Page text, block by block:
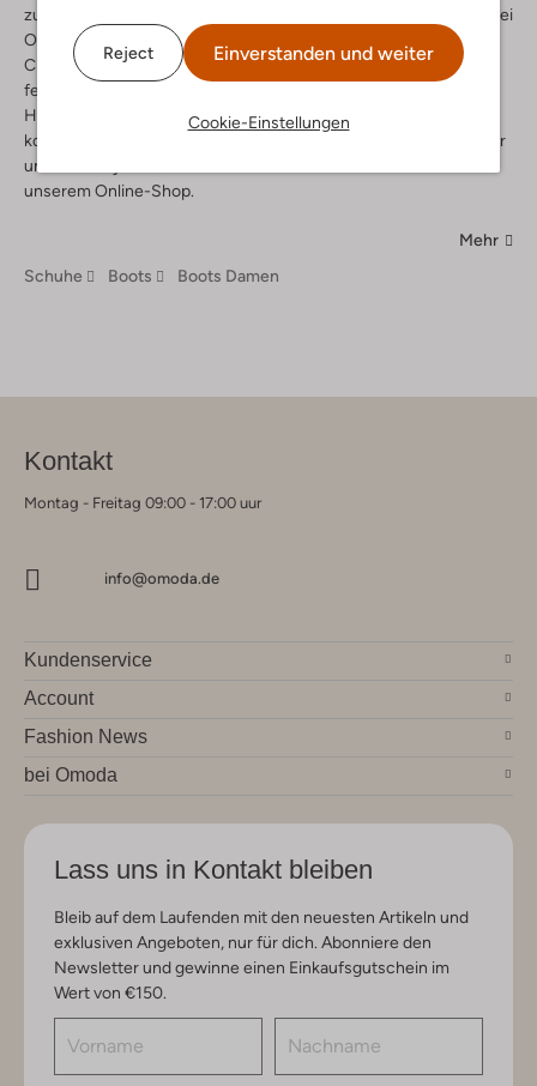
Reject Einverstanden und weiter
Cookie-Einstellungen
zum Beispiel mit weißen Boots? Dann solltest du dringend mal bei
Omoda vorbeischauen. Egal ob Ankle Boots, Schnürboots oder
Chelsea Boots, die Trendfarbe weiß darf im Moment nirgendwo
fehlen. Mit Boots im angesagten weiß bist du der absolute
Hingucker. Du kannst sie perfekt zu allen deinen Outfits
kombinieren, denn weiße Boots für Damen gehen einfach immer
und werten jeden Look auf. Entdecke mehr als 200 Marken in
unserem Online-Shop.
Mehr
Schuhe
Boots Boots Damen
Kontakt
Montag - Freitag 09:00 - 17:00 uur
info@omoda.de
Kundenservice
Account
Fashion News
bei Omoda
Lass uns in Kontakt bleiben
Bleib auf dem Laufenden mit den neuesten Artikeln und
exklusiven Angeboten, nur für dich. Abonniere den
Newsletter und gewinne einen Einkaufsgutschein im
Wert von €150.